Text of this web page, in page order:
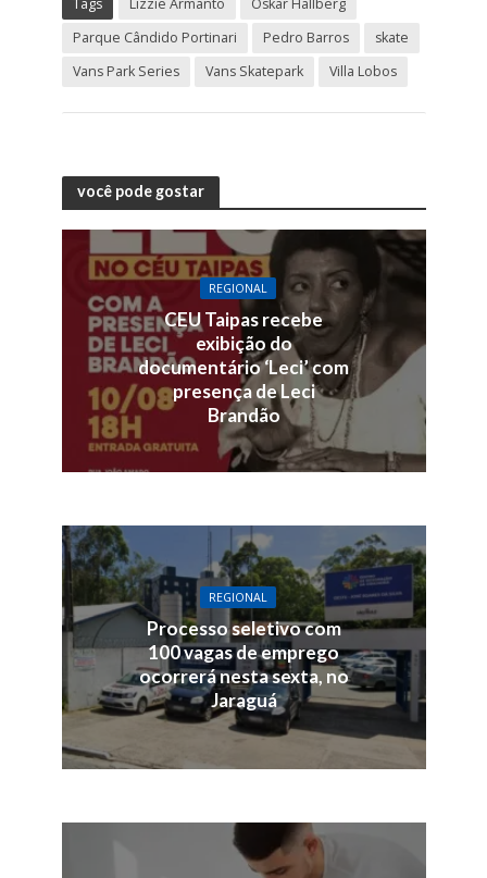
Tags Lizzie Armanto
Oskar Hallberg
Parque Cândido Portinari
Pedro Barros
skate
Vans Park Series
Vans Skatepark Villa Lobos
você pode gostar
REGIONAL
CEU Taipas recebe
exibição do
documentário ‘Leci’ com
presença de Leci
Brandão
REGIONAL
Processo seletivo com
100 vagas de emprego
ocorrerá nesta sexta, no
Jaraguá